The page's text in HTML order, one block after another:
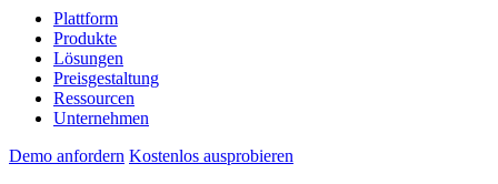
Plattform
Produkte
Lösungen
Preisgestaltung
Ressourcen
Unternehmen
Demo anfordern Kostenlos ausprobieren